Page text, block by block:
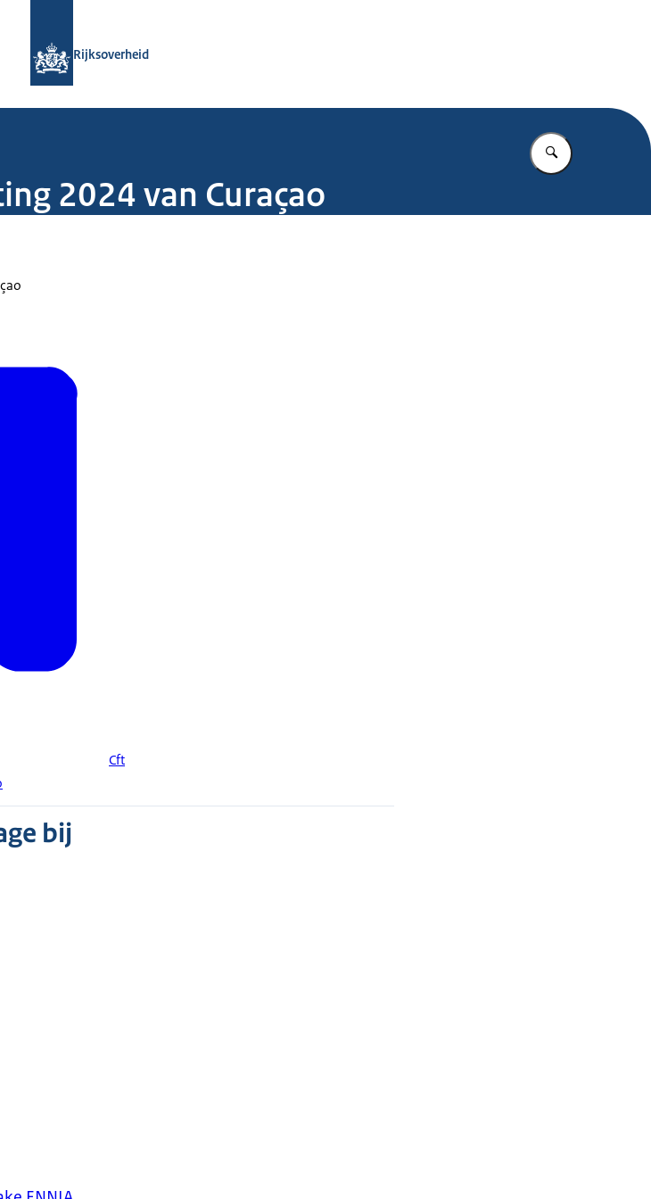
Rijksoverheid
Vul in wat u
2024 van Curaçao
Cft
bij